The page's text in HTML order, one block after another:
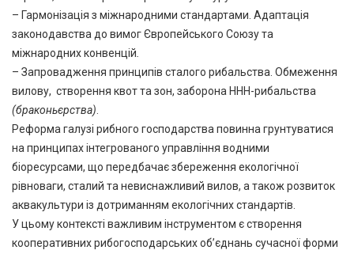
– Гармонізація з міжнародними стандартами. Адаптація
законодавства до вимог Європейського Союзу та
міжнародних конвенцій
– Запровадження принципів сталого рибальства. Обмеження
вилову, створення квот та зон, заборона ННН-рибальства
(браконьєрства)
Реформа галузі рибного господарства повинна грунтуватися
на принципах інтегрованого управління водними
біоресурсами, що передбачає збереження екологічної
рівноваги, сталий та невиснажливий вилов, а також розвиток
аквакультури із дотриманням екологічних стандартів.
У цьому контексті важливим інструментом є створення
кооперативних рибогосподарських об’єднань сучасної форми